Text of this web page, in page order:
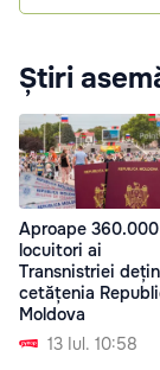
Știri
Aproape
locuitori ai
Transnistriei dețin
cetățenia
Moldova
13 Iul. 10:58